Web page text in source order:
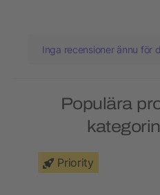
Inga recensioner ännu för
Populära
Priority